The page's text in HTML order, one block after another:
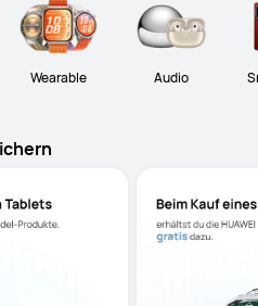
Wearable Audio